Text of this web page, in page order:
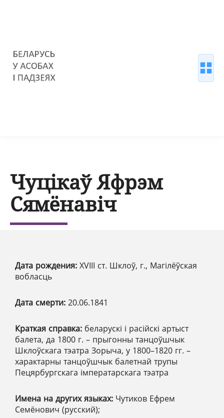
Чуцікаў Яфрэм
Сямёнавіч
Дата рождения: XVІІІ ст. Шклоў, г., Магілёўская
вобласць
Дата смерти: 20.06.1841
Краткая справка: беларускі і расійскі артыст
балета, да 1800 г. – прыгонны танцоўшчык
Шклоўскага тэатра Зорыча, у 1800–1820 гг. –
характарны танцоўшчык балетнай трупы
Пецярбургскага імператарскага тэатра
Имена на других языках: Чутиков Ефрем
Семёнович (русский);